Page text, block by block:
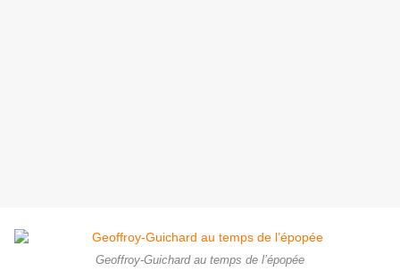
Geoffroy-Guichard au temps de l’épopée